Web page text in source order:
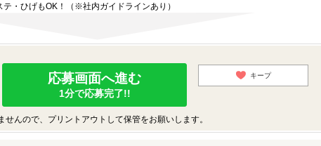
・ひげもOK！（※社内ガイドラインあり）
応募画面へ進む
1分で応募完了!!
キープ
んので、プリントアウトして保管をお願いします。